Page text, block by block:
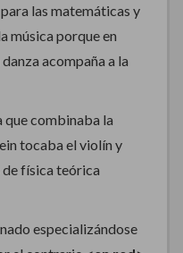
las matemáticas y
música porque en
acompaña a la
que combinaba la
tocaba el violín y
de física teórica
especializándose